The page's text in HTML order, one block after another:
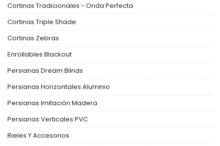
Cortinas Tradicionales - Onda Perfecta
Cortinas Triple Shade
Cortinas Zebras
Enrollables Blackout
Persianas Dream Blinds
Persianas Horizontales Aluminio
Persianas Imitación Madera
Persianas Verticales PVC
Rieles Y Accesorios